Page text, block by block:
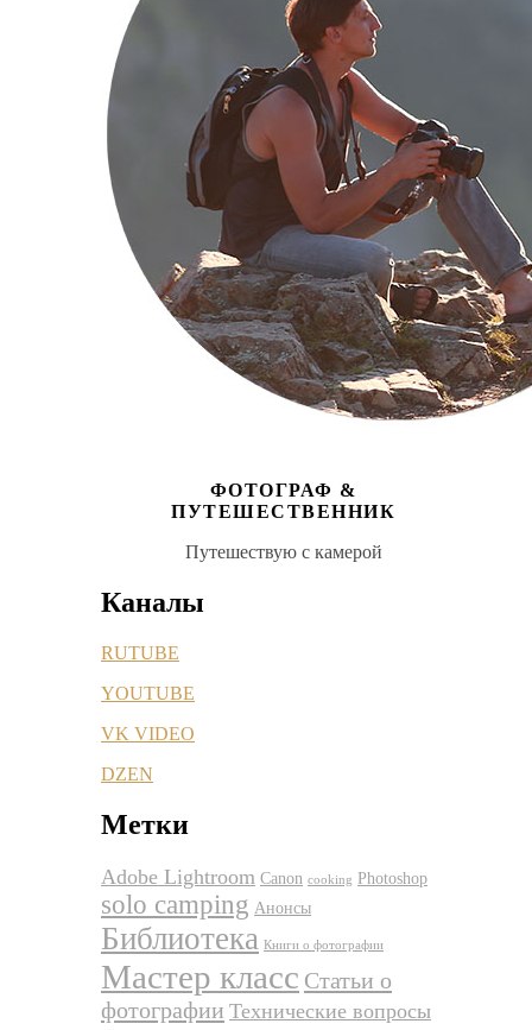
ФОТОГРАФ &
ПУТЕШЕСТВЕННИК
Путешествую с камерой
Каналы
RUTUBE
YOUTUBE
VK VIDEO
DZEN
Метки
Adobe Lightroom Canon cooking Photoshop
solo camping Анонсы
Библиотека Книги о фотографии
Мастер класс Статьи о
фотографии Технические вопросы